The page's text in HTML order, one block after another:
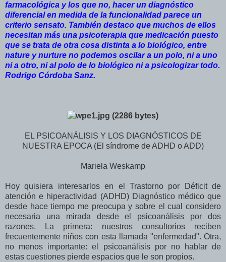
farmacológica y los que no, hacer un diagnóstico
diferencial en medida de la funcionalidad parece un
criterio sensato. También destaco que muchos de ellos
necesitan más una psicoterapia que medicación puesto
que se trata de otra cosa distinta a lo biológico, entre
nature y nurture no podemos oscilar a un polo, ni a uno
ni a otro, ni al polo de lo biológico ni a psicologizar todo.
Rodrigo Córdoba Sanz.
EL PSICOANÁLISIS Y LOS DIAGNÓSTICOS DE
NUESTRA EPOCA (El síndrome de ADHD o ADD)
Mariela Weskamp
Hoy quisiera interesarlos en el Trastorno por Déficit de
atención e hiperactividad (ADHD) Diagnóstico médico que
desde hace tiempo me preocupa y sobre el cual considero
necesaria una mirada desde el psicoanálisis por dos
razones. La primera: nuestros consultorios reciben
frecuentemente niños con esta llamada "enfermedad". Otra,
no menos importante: el psicoanálisis por no hablar de
estas cuestiones pierde espacios que le son propios.